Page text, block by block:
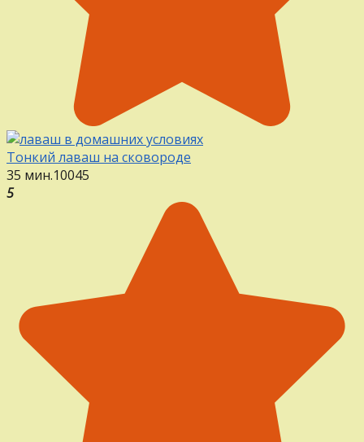
Тонкий лаваш на сковороде
35 мин.10045
5